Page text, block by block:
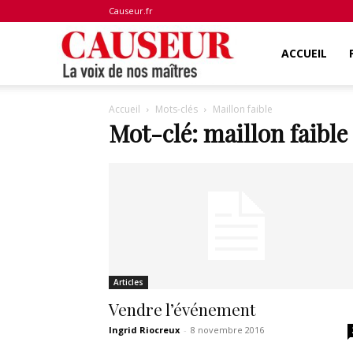
Causeur.fr
voix
maîtres
ACCUEIL
Accueil Mots-clés Maillon faible
Mot-clé: maillon faible
Articles
Vendre l’événement
Ingrid Riocreux - 8 novembre 2016